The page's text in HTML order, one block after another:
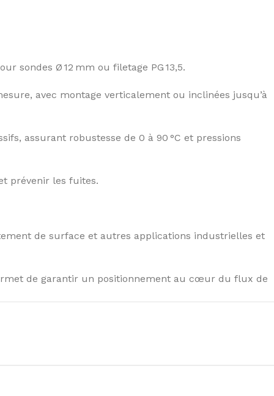
sondes Ø 12 mm ou filetage PG 13,5.
avec montage verticalement ou inclinées jusqu’à
assurant robustesse de 0 à 90 °C et pressions
prévenir les fuites.
de surface et autres applications industrielles et
de garantir un positionnement au cœur du flux de